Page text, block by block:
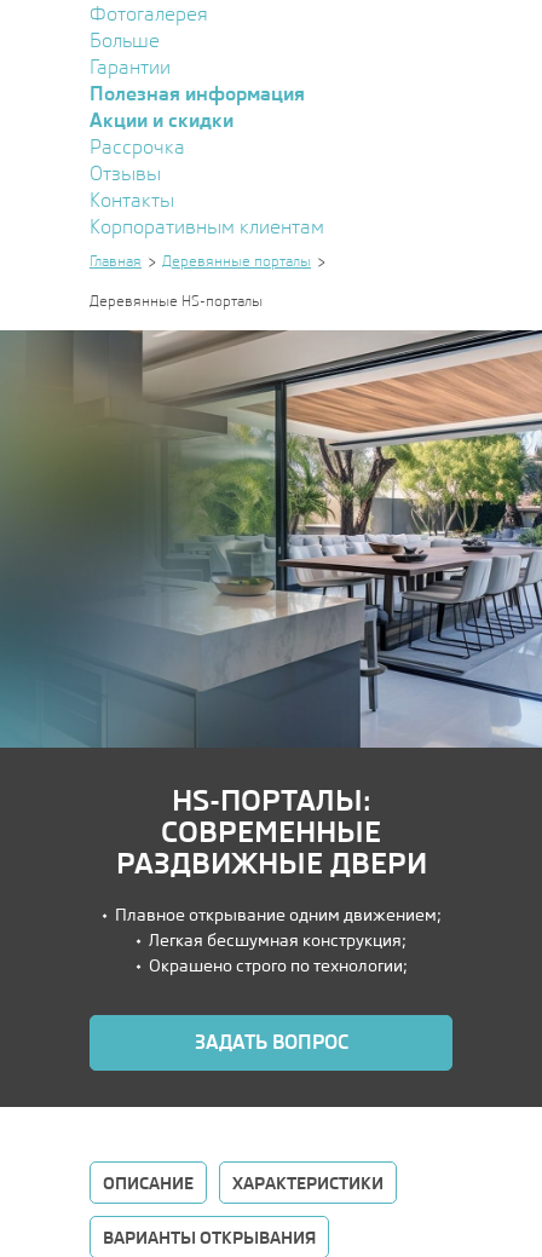
Фотогалерея
Больше
Гарантии
Полезная информация
Акции и скидки
Рассрочка
Отзывы
Контакты
Корпоративным клиентам
Главная Деревянные порталы
Деревянные HS-порталы
HS-ПОРТАЛЫ:
СОВРЕМЕННЫЕ
РАЗДВИЖНЫЕ ДВЕРИ
•⁠ ⁠Плавное открывание одним движением;
•⁠ ⁠Легкая бесшумная конструкция;
•⁠ ⁠Окрашено строго по технологии;
ЗАДАТЬ ВОПРОС
ОПИСАНИЕ ХАРАКТЕРИСТИКИ
ВАРИАНТЫ ОТКРЫВАНИЯ